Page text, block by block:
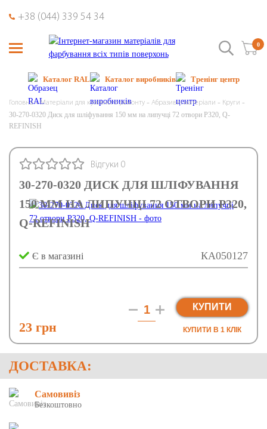
+38 (044) 339 54 34
0
Каталог RAL Каталог виробників Тренінг центр
Головна Матеріали для кузовного ремонту Абразивні матеріали Круги
30-270-0320 Диск для шліфування 150 мм на липучці 72 отвори P320, Q-
REFINISH
30-270-0320 ДИСК ДЛЯ ШЛІФУВАННЯ
150 ММ НА ЛИПУЧЦІ 72 ОТВОРИ P320,
Q-REFINISH
Відгуки 0
КА050127
Є в магазині
23 грн
КУПИТИ
КУПИТИ В 1 КЛIК
ДОСТАВКА:
Самовивіз
Безкоштовно